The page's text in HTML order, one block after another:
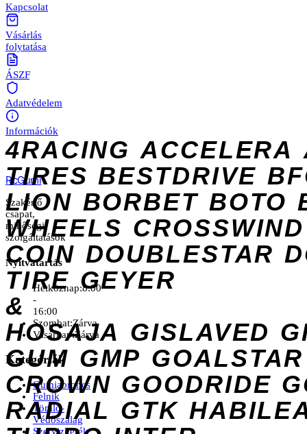
Kapcsolat
Vásárlás
folytatása
ÁSZF
Adatvédelem
Információk
4RACING ACCELERA
TIRES BESTDRIVE
LION BORBET BOTO
WHEELS CROSSWIND
COIN DOUBLESTAR
TIRE GEYER
&
HOSAJA GISLAVED
GUM GMP GOALSTAR
CROWN GOODRIDE
RADIAL GTK
RcGumi
Szakértő
csapat,
minőségi
szolgáltatások
Nyitvatartás
Hétköznap:8:00
-
16:00
Szombat:Zárva
Vasárnap:Zárva
Kategóriák
Gumiabroncs
Felnik
Tömlő-
Védőszalag
Szervizkerék